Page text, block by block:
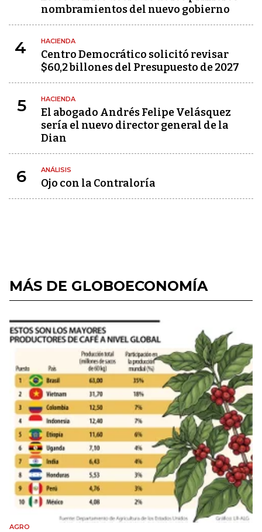
nombramientos del nuevo gobierno
4 HACIENDA
Centro Democrático solicitó revisar
$60,2 billones del Presupuesto de 2027
5 HACIENDA
El abogado Andrés Felipe Velásquez
sería el nuevo director general de la
Dian
6 ANÁLISIS
Ojo con la Contraloría
MÁS DE GLOBOECONOMÍA
AGRO